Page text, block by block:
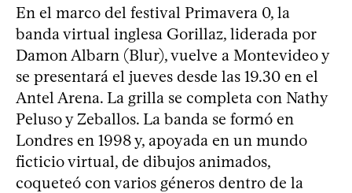
En el marco del festival Primavera 0, la
banda virtual inglesa Gorillaz, liderada por
Damon Albarn (Blur), vuelve a Montevideo y
se presentará el jueves desde las 19.30 en el
Antel Arena. La grilla se completa con Nathy
Peluso y Zeballos. La banda se formó en
Londres en 1998 y, apoyada en un mundo
ficticio virtual, de dibujos animados,
coqueteó con varios géneros dentro de la